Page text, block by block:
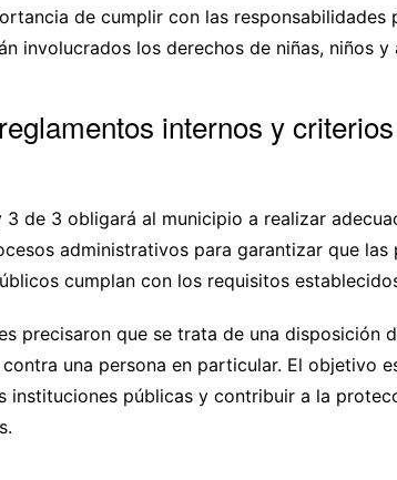
de cumplir con las responsabilidades
involucrados los derechos de niñas, niños y
internos y criterios
de 3 obligará al municipio a realizar
administrativos para garantizar que las
cumplan con los requisitos
precisaron que se trata de una disposición
una persona en particular. El objetivo
instituciones públicas y contribuir a la